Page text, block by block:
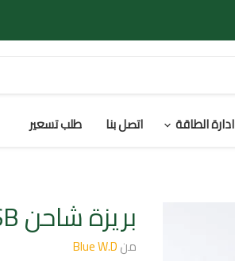
ادارة الطاقة اتصل بنا طلب تسعير
بريزة شاحن USB
منBlue W.D